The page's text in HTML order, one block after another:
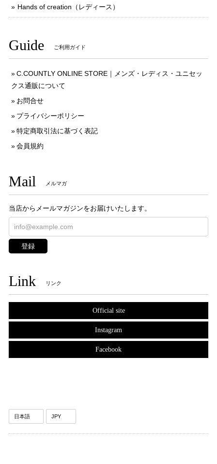
Hands of creation（レディース）
Guide ご利用ガイド
C.COUNTLY ONLINE STORE｜メンズ・レディス・ユニセッ
クス通販について
お問合せ
プライバシーポリシー
特定商取引法に基づく表記
会員規約
Mail メルマガ
当店からメールマガジンをお届けいたします。
登録
Link リンク
Official site
Instagram
Facebook